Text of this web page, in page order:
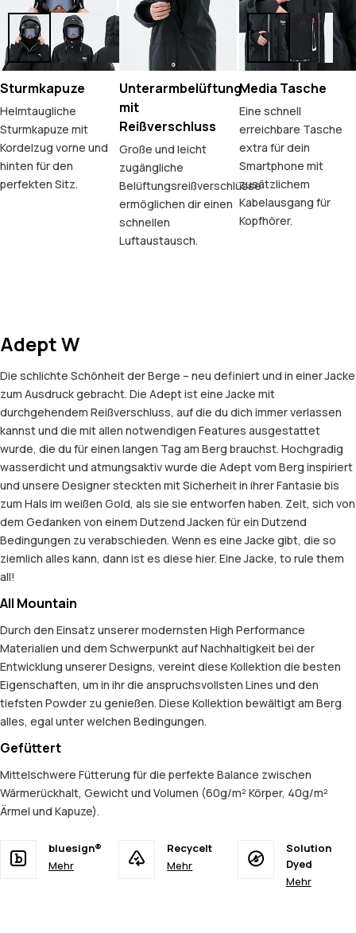
Sturmkapuze
Helmtaugliche
Sturmkapuze mit
Kordelzug vorne und
hinten für den
perfekten Sitz.
Unterarmbelüftung
mit
Reißverschluss
Große und leicht
zugängliche
Belüftungsreißverschlüsse
ermöglichen dir einen
schnellen
Luftaustausch.
Media Tasche
Eine schnell
erreichbare Tasche
extra für dein
Smartphone mit
zusätzlichem
Kabelausgang für
Kopfhörer.
Adept W
Die schlichte Schönheit der Berge – neu definiert und in einer Jacke
zum Ausdruck gebracht. Die Adept ist eine Jacke mit
durchgehendem Reißverschluss, auf die du dich immer verlassen
kannst und die mit allen notwendigen Features ausgestattet
wurde, die du für einen langen Tag am Berg brauchst. Hochgradig
wasserdicht und atmungsaktiv wurde die Adept vom Berg inspiriert
und unsere Designer steckten mit Sicherheit in ihrer Fantasie bis
zum Hals im weißen Gold, als sie sie entworfen haben. Zeit, sich von
dem Gedanken von einem Dutzend Jacken für ein Dutzend
Bedingungen zu verabschieden. Wenn es eine Jacke gibt, die so
ziemlich alles kann, dann ist es diese hier. Eine Jacke, to rule them
all!
All Mountain
Durch den Einsatz unserer modernsten High Performance
Materialien und dem Schwerpunkt auf Nachhaltigkeit bei der
Entwicklung unserer Designs, vereint diese Kollektion die besten
Eigenschaften, um in ihr die anspruchsvollsten Lines und den
tiefsten Powder zu genießen. Diese Kollektion bewältigt am Berg
alles, egal unter welchen Bedingungen.
Gefüttert
Mittelschwere Fütterung für die perfekte Balance zwischen
Wärmerückhalt, Gewicht und Volumen (60g/m² Körper, 40g/m²
Ärmel und Kapuze).
bluesign®
Mehr
Recycelt
Mehr
Solution
Dyed
Mehr